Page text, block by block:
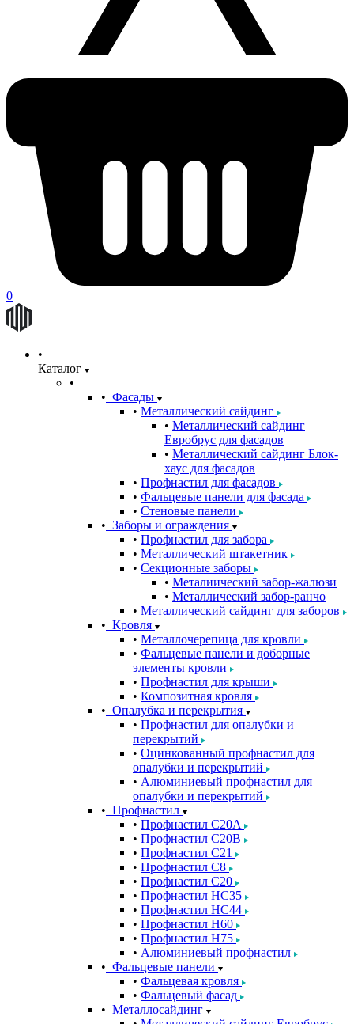
0
Каталог
Фасады
Металлический сайдинг
Металлический сайдинг
Евробрус для фасадов
Металлический сайдинг Блок-
хаус для фасадов
Профнастил для фасадов
Фальцевые панели для фасада
Стеновые панели
Заборы и ограждения
Профнастил для забора
Металлический штакетник
Секционные заборы
Металиический забор-жалюзи
Металлический забор-ранчо
Металлический сайдинг для заборов
Кровля
Металлочерепица для кровли
Фальцевые панели и доборные
элементы кровли
Профнастил для крыши
Композитная кровля
Опалубка и перекрытия
Профнастил для опалубки и
перекрытий
Оцинкованный профнастил для
опалубки и перекрытий
Алюминиевый профнастил для
опалубки и перекрытий
Профнастил
Профнастил С20A
Профнастил С20B
Профнастил С21
Профнастил С8
Профнастил С20
Профнастил НС35
Профнастил НС44
Профнастил Н60
Профнастил Н75
Алюминиевый профнастил
Фальцевые панели
Фальцевая кровля
Фальцевый фасад
Металлосайдинг